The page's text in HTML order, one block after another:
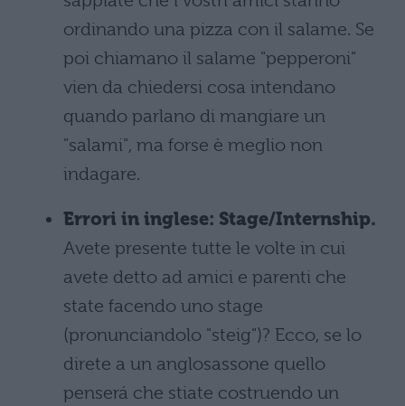
ordinando una pizza con il salame. Se
poi chiamano il salame "pepperoni"
vien da chiedersi cosa intendano
quando parlano di mangiare un
"salami", ma forse è meglio non
indagare.
Errori in inglese: Stage/Internship.
Avete presente tutte le volte in cui
avete detto ad amici e parenti che
state facendo uno stage
(pronunciandolo "steig")? Ecco, se lo
direte a un anglosassone quello
penserá che stiate costruendo un